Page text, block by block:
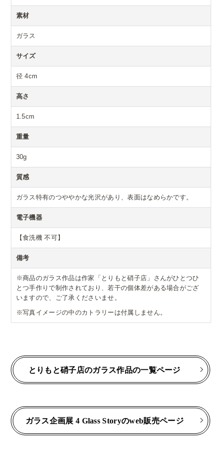
素材
ガラス
サイズ
径 4cm
高さ
1.5cm
重量
30g
質感
ガラス特有のつややかな光沢があり、表面はなめらかです。
電子機器
【食洗機 不可】
備考
※商品のガラス作品は作家「とりもと硝子店」さんがひとつひ
とつ手作りで制作されており、若干の個体差がある場合がござ
いますので、ご了承くださいませ。
※写真イメージの中のカトラリーは付属しません。
とりもと硝子店のガラス作品の一覧ページ
ガラス企画展 4 Glass Storyのweb販売ページ